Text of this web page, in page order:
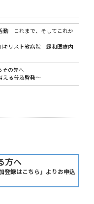
動 これまで、そしてこれか
リスト教病院 緩和医療内
その先へ
える普及啓発～
方へ
登録はこちら」よりお申込